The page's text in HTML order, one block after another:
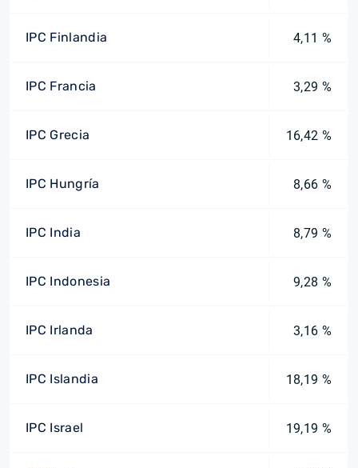
IPC Finlandia 4,11 %
IPC Francia 3,29 %
IPC Grecia 16,42 %
IPC Hungría 8,66 %
IPC India 8,79 %
IPC Indonesia 9,28 %
IPC Irlanda 3,16 %
IPC Islandia 18,19 %
IPC Israel 19,19 %